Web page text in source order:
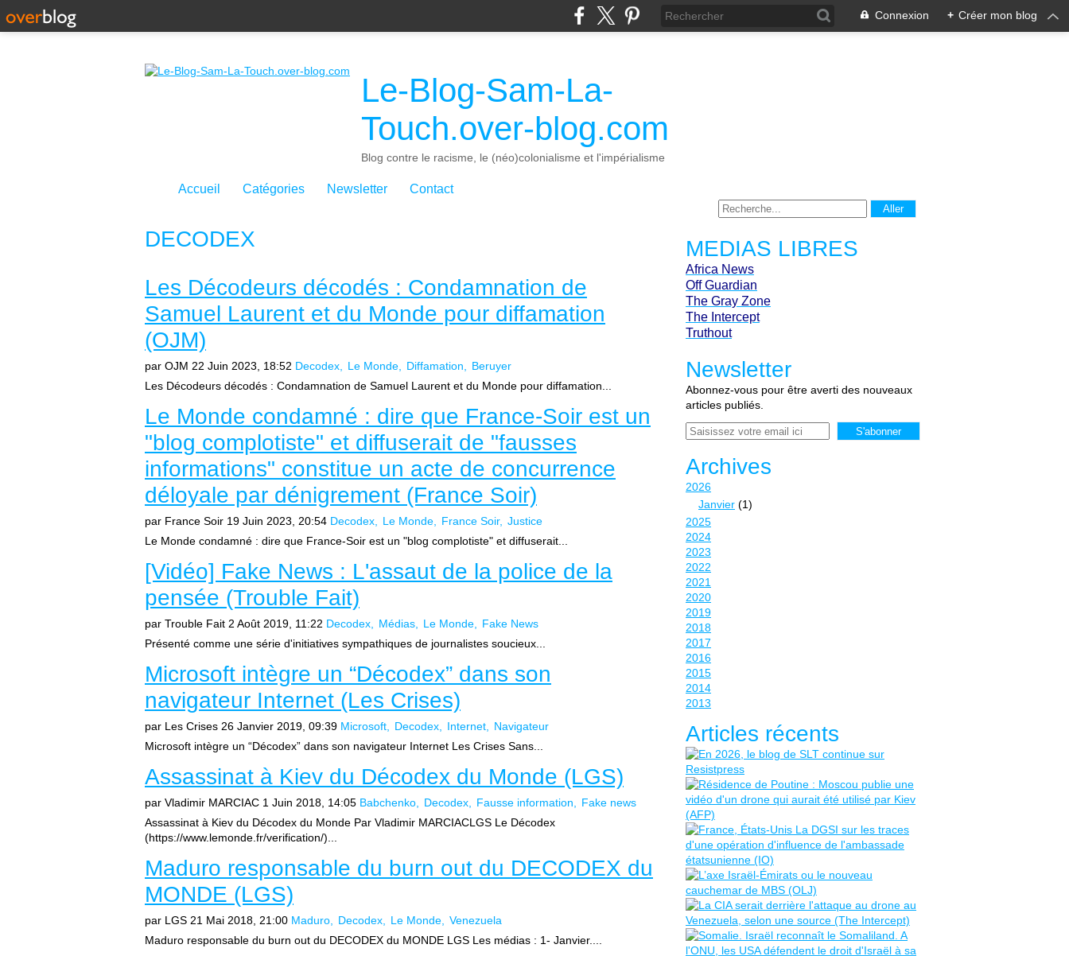
Connexion + Créer mon blog
Le-Blog-Sam-La-
Touch.over-blog.com
Blog contre le racisme, le (néo)colonialisme et l'impérialisme
Accueil Catégories Newsletter Contact
DECODEX
Les Décodeurs décodés : Condamnation de
Samuel Laurent et du Monde pour diffamation
(OJM)
par OJM 22 Juin 2023, 18:52 Decodex Le Monde Diffamation
Beruyer
Les Décodeurs décodés : Condamnation de Samuel Laurent et du Monde pour diffamation...
Le Monde condamné : dire que France-Soir est un
"blog complotiste" et diffuserait de "fausses
informations" constitue un acte de concurrence
déloyale par dénigrement (France Soir)
par France Soir 19 Juin 2023, 20:54 Decodex Le Monde France Soir
Justice
Le Monde condamné : dire que France-Soir est un "blog complotiste" et diffuserait...
[Vidéo] Fake News : L'assaut de la police de la
pensée (Trouble Fait)
par Trouble Fait 2 Août 2019, 11:22 Decodex Médias Le Monde
Fake News
Présenté comme une série d'initiatives sympathiques de journalistes soucieux...
Microsoft intègre un “Décodex” dans son
navigateur Internet (Les Crises)
par Les Crises 26 Janvier 2019, 09:39 Microsoft Decodex Internet
Navigateur
Microsoft intègre un “Décodex” dans son navigateur Internet Les Crises Sans...
Assassinat à Kiev du Décodex du Monde (LGS)
par Vladimir MARCIAC 1 Juin 2018, 14:05 Babchenko Decodex Fausse information
Fake news
Assassinat à Kiev du Décodex du Monde Par Vladimir MARCIACLGS Le Décodex
(https://www.lemonde.fr/verification/)...
Maduro responsable du burn out du DECODEX du
MONDE (LGS)
par LGS 21 Mai 2018, 21:00 Maduro Decodex Le Monde
Venezuela
Maduro responsable du burn out du DECODEX du MONDE LGS Les médias : 1- Janvier....
MEDIAS LIBRES
Africa News
Off Guardian
The Gray Zone
The Intercept
Truthout
Newsletter
Abonnez-vous pour être averti des nouveaux
articles publiés.
Email
Archives
2026
Janvier (1)
2025
2024
2023
2022
2021
2020
2019
2018
2017
2016
2015
2014
2013
Articles récents